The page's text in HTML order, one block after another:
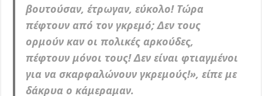
βουτούσαν, έτρωγαν, εύκολο! Τώρα
πέφτουν από τον γκρεμό; Δεν τους
ορμούν καν οι πολικές αρκούδες,
πέφτουν μόνοι τους! Δεν είναι φτιαγμένοι
για να σκαρφαλώνουν γκρεμούς!», είπε με
δάκρυα ο κάμεραμαν.